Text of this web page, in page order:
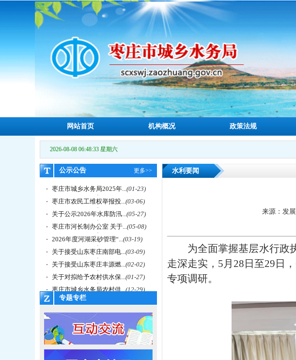
网站首页 机构概况 政策法规
2026-08-08 06:48:35 星期六
公示公告 更多>>
枣庄市城乡水务局2025年...(01-23)
枣庄市农民工维权举报投...(03-06)
关于公示2026年水库防汛...(05-27)
枣庄市河长制办公室 关于...(05-08)
2026年度河湖采砂管理“...(03-19)
关于接受山东枣庄南部电...(03-09)
关于接受山东枣庄丰源燃...(02-02)
关于对拟给予农村供水保...(01-27)
枣庄市城乡水务局农村供...(12-29)
专题专栏
水利要闻
来源：发
为全面掌握基层水行政
走深走实， 5月28 日至29日
专项调研。